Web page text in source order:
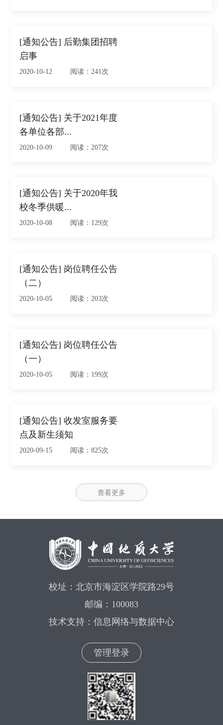
[通知公告] 后勤集团招聘
启事
2020-10-12 阅读：241次
[通知公告] 关于2021年度
各单位各部...
2020-10-09 阅读：207次
[通知公告] 关于2020年我
校冬季供暖...
2020-10-08 阅读：129次
[通知公告] 岗位聘任公告
（二）
2020-10-05 阅读：203次
[通知公告] 岗位聘任公告
（一）
2020-10-05 阅读：199次
[通知公告] 收发室服务要
点及新生须知
2020-09-15 阅读：825次
查看更多
校址：北京市海淀区学院路29号
邮编：100083
技术支持：信息网络与数据中心
管理登录